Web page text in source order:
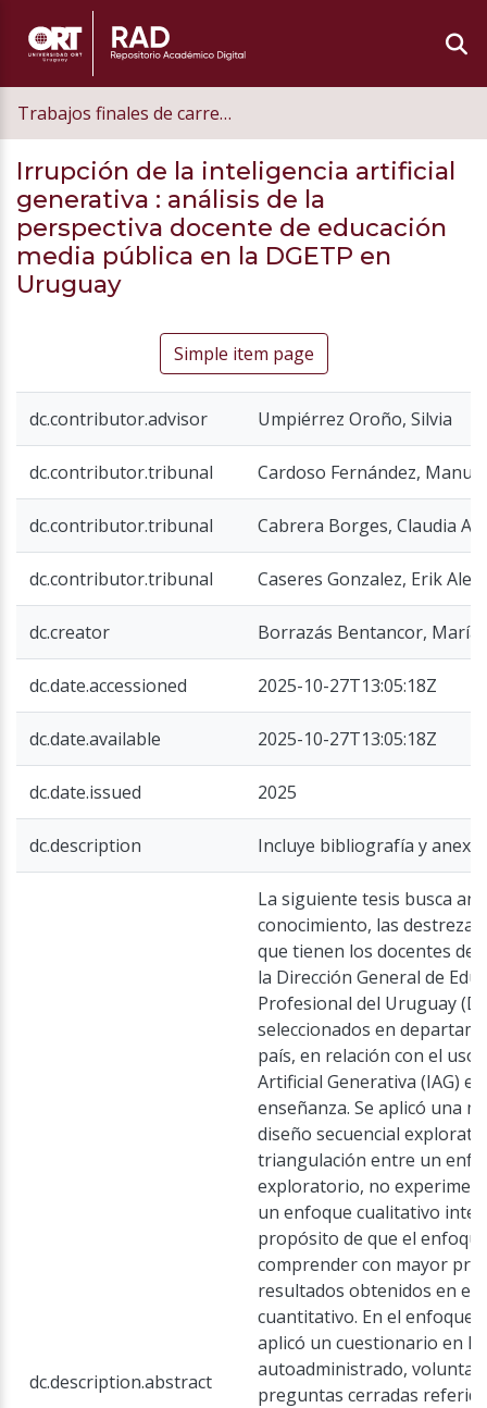
Trabajos finales de carrera de postgrado
Irrupción de la inteligencia artificial
generativa : análisis de la
perspectiva docente de educación
media pública en la DGETP en
Uruguay
Simple item page
dc.contributor.advisor Umpiérrez Oroño, Silvia
dc.contributor.tribunal Cardoso Fernández,
dc.contributor.tribunal Cabrera Borges, Claudia
dc.contributor.tribunal Caseres Gonzalez, Erik
dc.creator Borrazás Bentancor, María
dc.date.accessioned 2025-10-27T13:05:18Z
dc.date.available 2025-10-27T13:05:18Z
dc.date.issued 2025
dc.description Incluye bibliografía y
dc.description.abstract
La siguiente tesis busca
conocimiento, las
que tienen los docentes de
la Dirección General de
Profesional del Uruguay
seleccionados en
país, en relación con el uso
Artificial Generativa (IAG)
enseñanza. Se aplicó una
diseño secuencial
triangulación entre un
exploratorio, no
un enfoque cualitativo
propósito de que el
comprender con mayor
resultados obtenidos en el
cuantitativo. En el enfoque
aplicó un cuestionario en
autoadministrado,
preguntas cerradas